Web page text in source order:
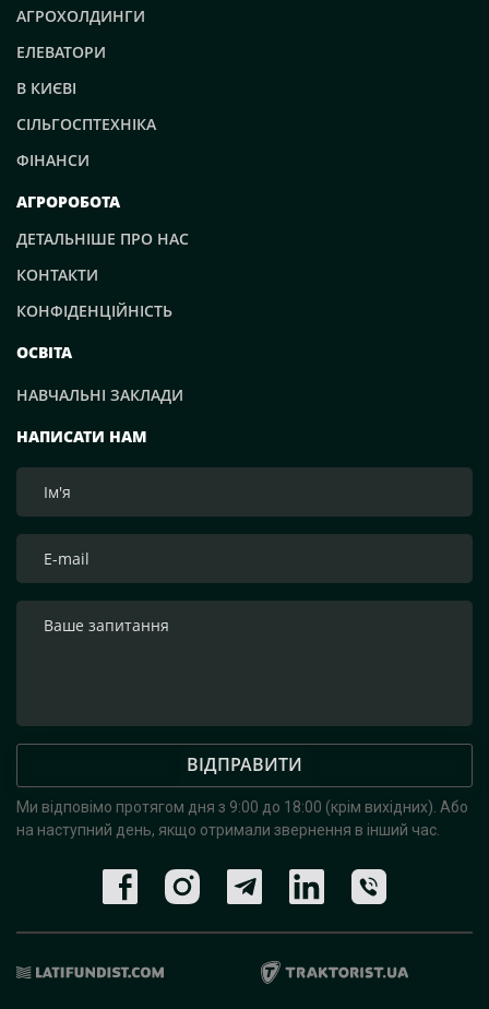
НАПИСАТИ НАМ
ВІДПРАВИТИ
Ми відповімо протягом дня з 9:00 до 18:00 (крім вихідних). Або
на наступний день, якщо отримали звернення в інший час.
АГРОХОЛДИНГИ
ЕЛЕВАТОРИ
В КИЄВІ
СІЛЬГОСПТЕХНІКА
ФІНАНСИ
АГРОРОБОТА
ДЕТАЛЬНІШЕ ПРО НАС
КОНТАКТИ
КОНФІДЕНЦІЙНІСТЬ
ОСВІТА
НАВЧАЛЬНІ ЗАКЛАДИ